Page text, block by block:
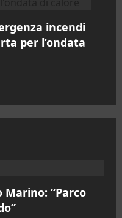
incendi
per l’ondata
“Parco